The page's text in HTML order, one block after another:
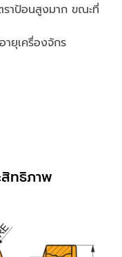
าป้อนสูงมาก ขณะที่
ยุเครื่องจักร
ทธิภาพ